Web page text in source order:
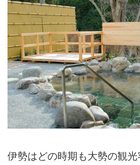
伊勢はどの時期も大勢の観